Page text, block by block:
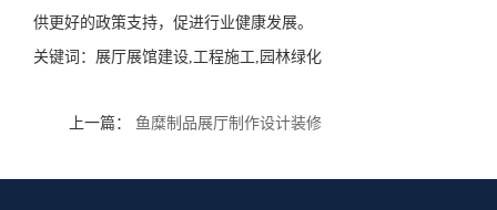
供更好的政策支持，促进行业健康发展。
关键词： 展厅展馆建设,工程施工,园林绿化
上一篇： 鱼糜制品展厅制作设计装修